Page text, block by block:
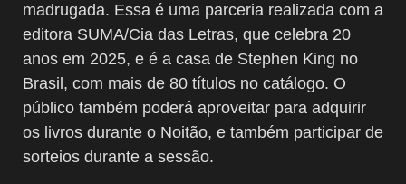
madrugada. Essa é uma parceria realizada com a
editora SUMA/Cia das Letras, que celebra 20
anos em 2025, e é a casa de Stephen King no
Brasil, com mais de 80 títulos no catálogo. O
público também poderá aproveitar para adquirir
os livros durante o Noitão, e também participar de
sorteios durante a sessão.